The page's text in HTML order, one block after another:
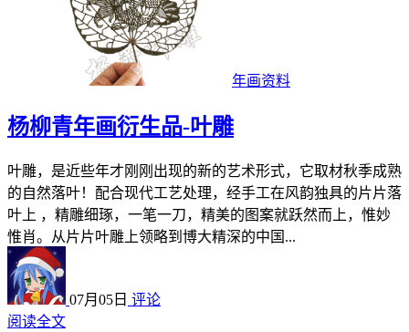
年画资料
杨柳青年画衍生品-叶雕
叶雕，是近些年才刚刚出现的新的艺术形式，它取材秋季成熟
的自然落叶！配合现代工艺处理，经手工在风韵独具的片片落
叶上 ，精雕细琢，一笔一刀，精美的图案就跃然而上，惟妙
惟肖。从片片叶雕上领略到博大精深的中国...
07月05日 评论
阅读全文